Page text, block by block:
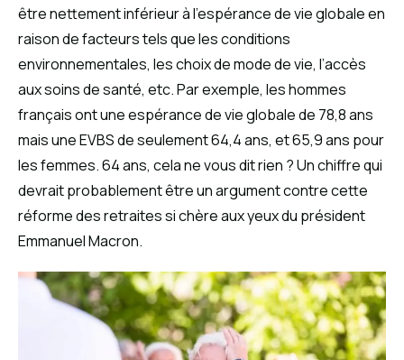
être nettement inférieur à l’espérance de vie globale en
raison de facteurs tels que les conditions
environnementales, les choix de mode de vie, l’accès
aux soins de santé, etc. Par exemple, les hommes
français ont une espérance de vie globale de 78,8 ans
mais une EVBS de seulement 64,4 ans, et 65,9 ans pour
les femmes. 64 ans, cela ne vous dit rien ? Un chiffre qui
devrait probablement être un argument contre cette
réforme des retraites si chère aux yeux du président
Emmanuel Macron.